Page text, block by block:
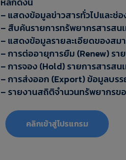
– แสดงข้อมูลข่าวสารทั่วไปและช่
– สืบค้นรายการทรัพยากรสารสน
– แสดงข้อมูลรายละเอียดของส
– การต่ออายุการยืม (Renew) รา
– การจอง (Hold) รายการสารสน
– การส่งออก (Export) ข้อมูลบร
– รายงานสถิติจำนวนทรัพยากร
‎‎คลิกเข้าสู่โปรแกรม